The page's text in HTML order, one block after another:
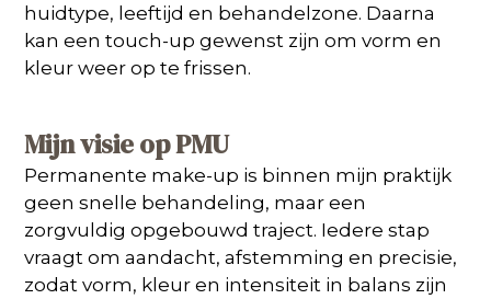
huidtype, leeftijd en behandelzone. Daarna
kan een touch-up gewenst zijn om vorm en
kleur weer op te frissen.
Mijn visie op PMU
Permanente make-up is binnen mijn praktijk
geen snelle behandeling, maar een
zorgvuldig opgebouwd traject. Iedere stap
vraagt om aandacht, afstemming en precisie,
zodat vorm, kleur en intensiteit in balans zijn